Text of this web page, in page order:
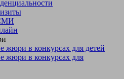
жюри в конкурсах для детей
жюри в конкурсах для